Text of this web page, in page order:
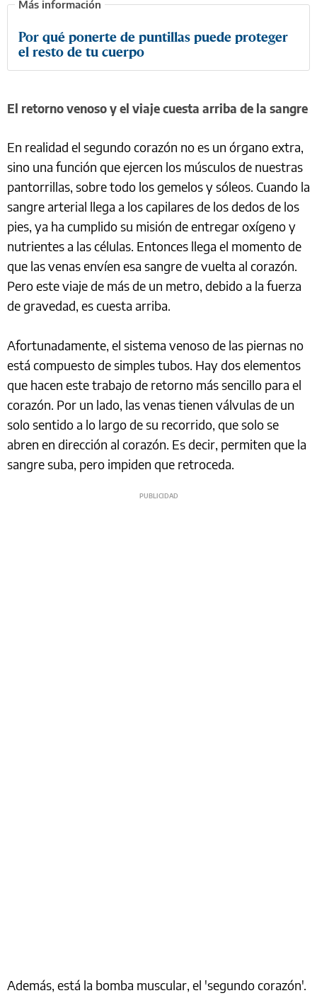
Por qué ponerte de puntillas puede proteger
el resto de tu cuerpo
El retorno venoso y el viaje cuesta arriba de la sangre
En realidad el segundo corazón no es un órgano extra,
sino una función que ejercen los músculos de nuestras
pantorrillas, sobre todo los gemelos y sóleos. Cuando la
sangre arterial llega a los capilares de los dedos de los
pies, ya ha cumplido su misión de entregar oxígeno y
nutrientes a las células. Entonces llega el momento de
que las venas envíen esa sangre de vuelta al corazón.
Pero este viaje de más de un metro, debido a la fuerza
de gravedad, es cuesta arriba.
Afortunadamente, el sistema venoso de las piernas no
está compuesto de simples tubos. Hay dos elementos
que hacen este trabajo de retorno más sencillo para el
corazón. Por un lado, las venas tienen válvulas de un
solo sentido a lo largo de su recorrido, que solo se
abren en dirección al corazón. Es decir, permiten que la
sangre suba, pero impiden que retroceda.
Además, está la bomba muscular, el 'segundo corazón'.